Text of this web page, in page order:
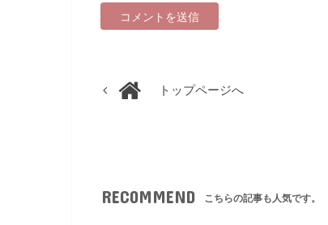
トップページへ
RECOMMEND こちらの記事も人気です。